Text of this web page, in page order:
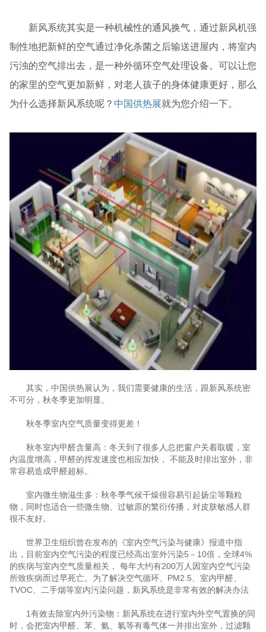
新风系统其实是一种机械性的通风换气，通过新风机强
制性地把新鲜的空气通过净化杀菌之后输送进屋内，将室内
污浊的空气排出去，是一种外循环空气处理设备。可以让您
的家里的空气更加新鲜，对老人孩子的身体健康更好，那么
为什么选择新风系统呢？ 中国供热展就为您介绍一下。
其实，中国供热展认为，我们需要健康的生活，跟新风系统密
不可分，秋冬季更加明显。
秋冬季室内空气质量变得更差！
秋冬室内甲醛含量高：冬天到了很多人总把窗户关着取暖，室
内温度增高，甲醛的挥发速度也相应加快， 不能及时排出室外，非
常容易造成甲醛超标。
室内微生物滋生多：秋冬季气候干燥很容易引起扬尘等颗粒
物，同时也适合一些微生物、过敏原的繁衍传播，对皮肤敏感人群
很不友好。
世界卫生组织曾在发布的《室内空气污染与健康》报道中指
出，目前室内空气污染的程度已经高出室外污染5－10倍，全球4%
的疾病与室内空气质量相关， 每年大约有200万人因室内空气污染
所致疾病而过早死亡。为了解决空气循环、PM2.5、室内甲醛、
TVOC、二手烟等室内污染问题，新风系统是非常有效的解决办法
1有效去除室内外污染物：新风系统在进行室内外空气置换的同
时，会把室内甲醛、苯、氨、氡等有毒气体一并排出室外，过滤颗